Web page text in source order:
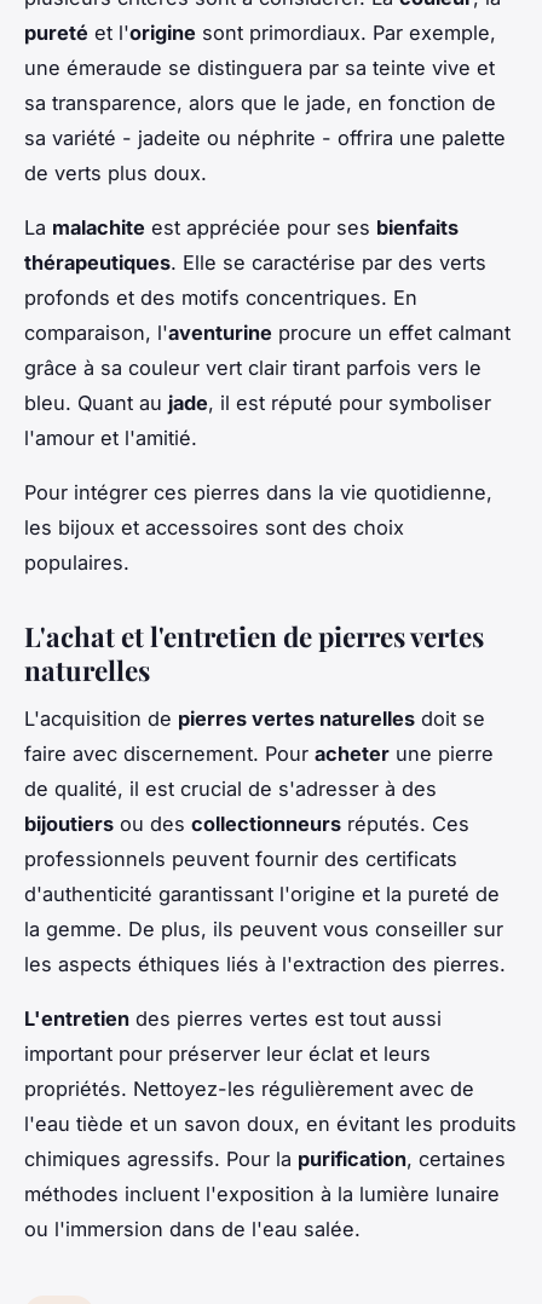
pureté et l'origine sont primordiaux. Par exemple,
une émeraude se distinguera par sa teinte vive et
sa transparence, alors que le jade, en fonction de
sa variété - jadeite ou néphrite - offrira une palette
de verts plus doux.
La malachite est appréciée pour ses bienfaits
thérapeutiques. Elle se caractérise par des verts
profonds et des motifs concentriques. En
comparaison, l'aventurine procure un effet calmant
grâce à sa couleur vert clair tirant parfois vers le
bleu. Quant au jade, il est réputé pour symboliser
l'amour et l'amitié.
Pour intégrer ces pierres dans la vie quotidienne,
les bijoux et accessoires sont des choix
populaires.
L'achat et l'entretien de pierres vertes
naturelles
L'acquisition de pierres vertes naturelles doit se
faire avec discernement. Pour acheter une pierre
de qualité, il est crucial de s'adresser à des
bijoutiers ou des collectionneurs réputés. Ces
professionnels peuvent fournir des certificats
d'authenticité garantissant l'origine et la pureté de
la gemme. De plus, ils peuvent vous conseiller sur
les aspects éthiques liés à l'extraction des pierres.
L'entretien des pierres vertes est tout aussi
important pour préserver leur éclat et leurs
propriétés. Nettoyez-les régulièrement avec de
l'eau tiède et un savon doux, en évitant les produits
chimiques agressifs. Pour la purification, certaines
méthodes incluent l'exposition à la lumière lunaire
ou l'immersion dans de l'eau salée.